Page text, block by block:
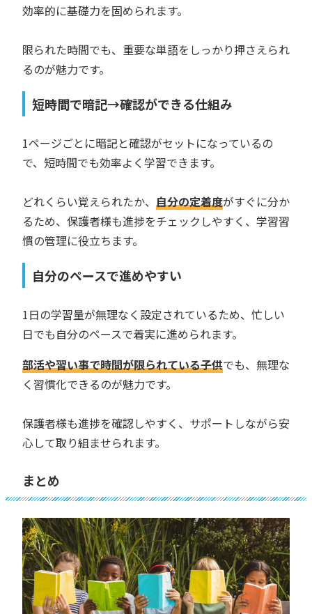
効率的に基礎力を固められます。
限られた時間でも、重要な単語をしっかり押さえられ
るのが魅力です。
短時間で暗記→確認ができる仕組み
1ページごとに暗記と確認がセットになっているの
で、短時間でも効率よく学習できます。
どれくらい覚えられたか、 自分の定着度がすぐに分か
るため、保護者様も進捗をチェックしやすく、学習習
慣の管理に役立ちます。
自分のペースで進めやすい
1日の学習量が無理なく設定されているため、忙しい
日でも自分のペースで着実に進められます。
部活や習い事で時間が限られている子供でも、無理な
く習慣化できるのが魅力です。
保護者様も進捗を確認しやすく、サポートしながら安
心して取り組ませられます。
まとめ